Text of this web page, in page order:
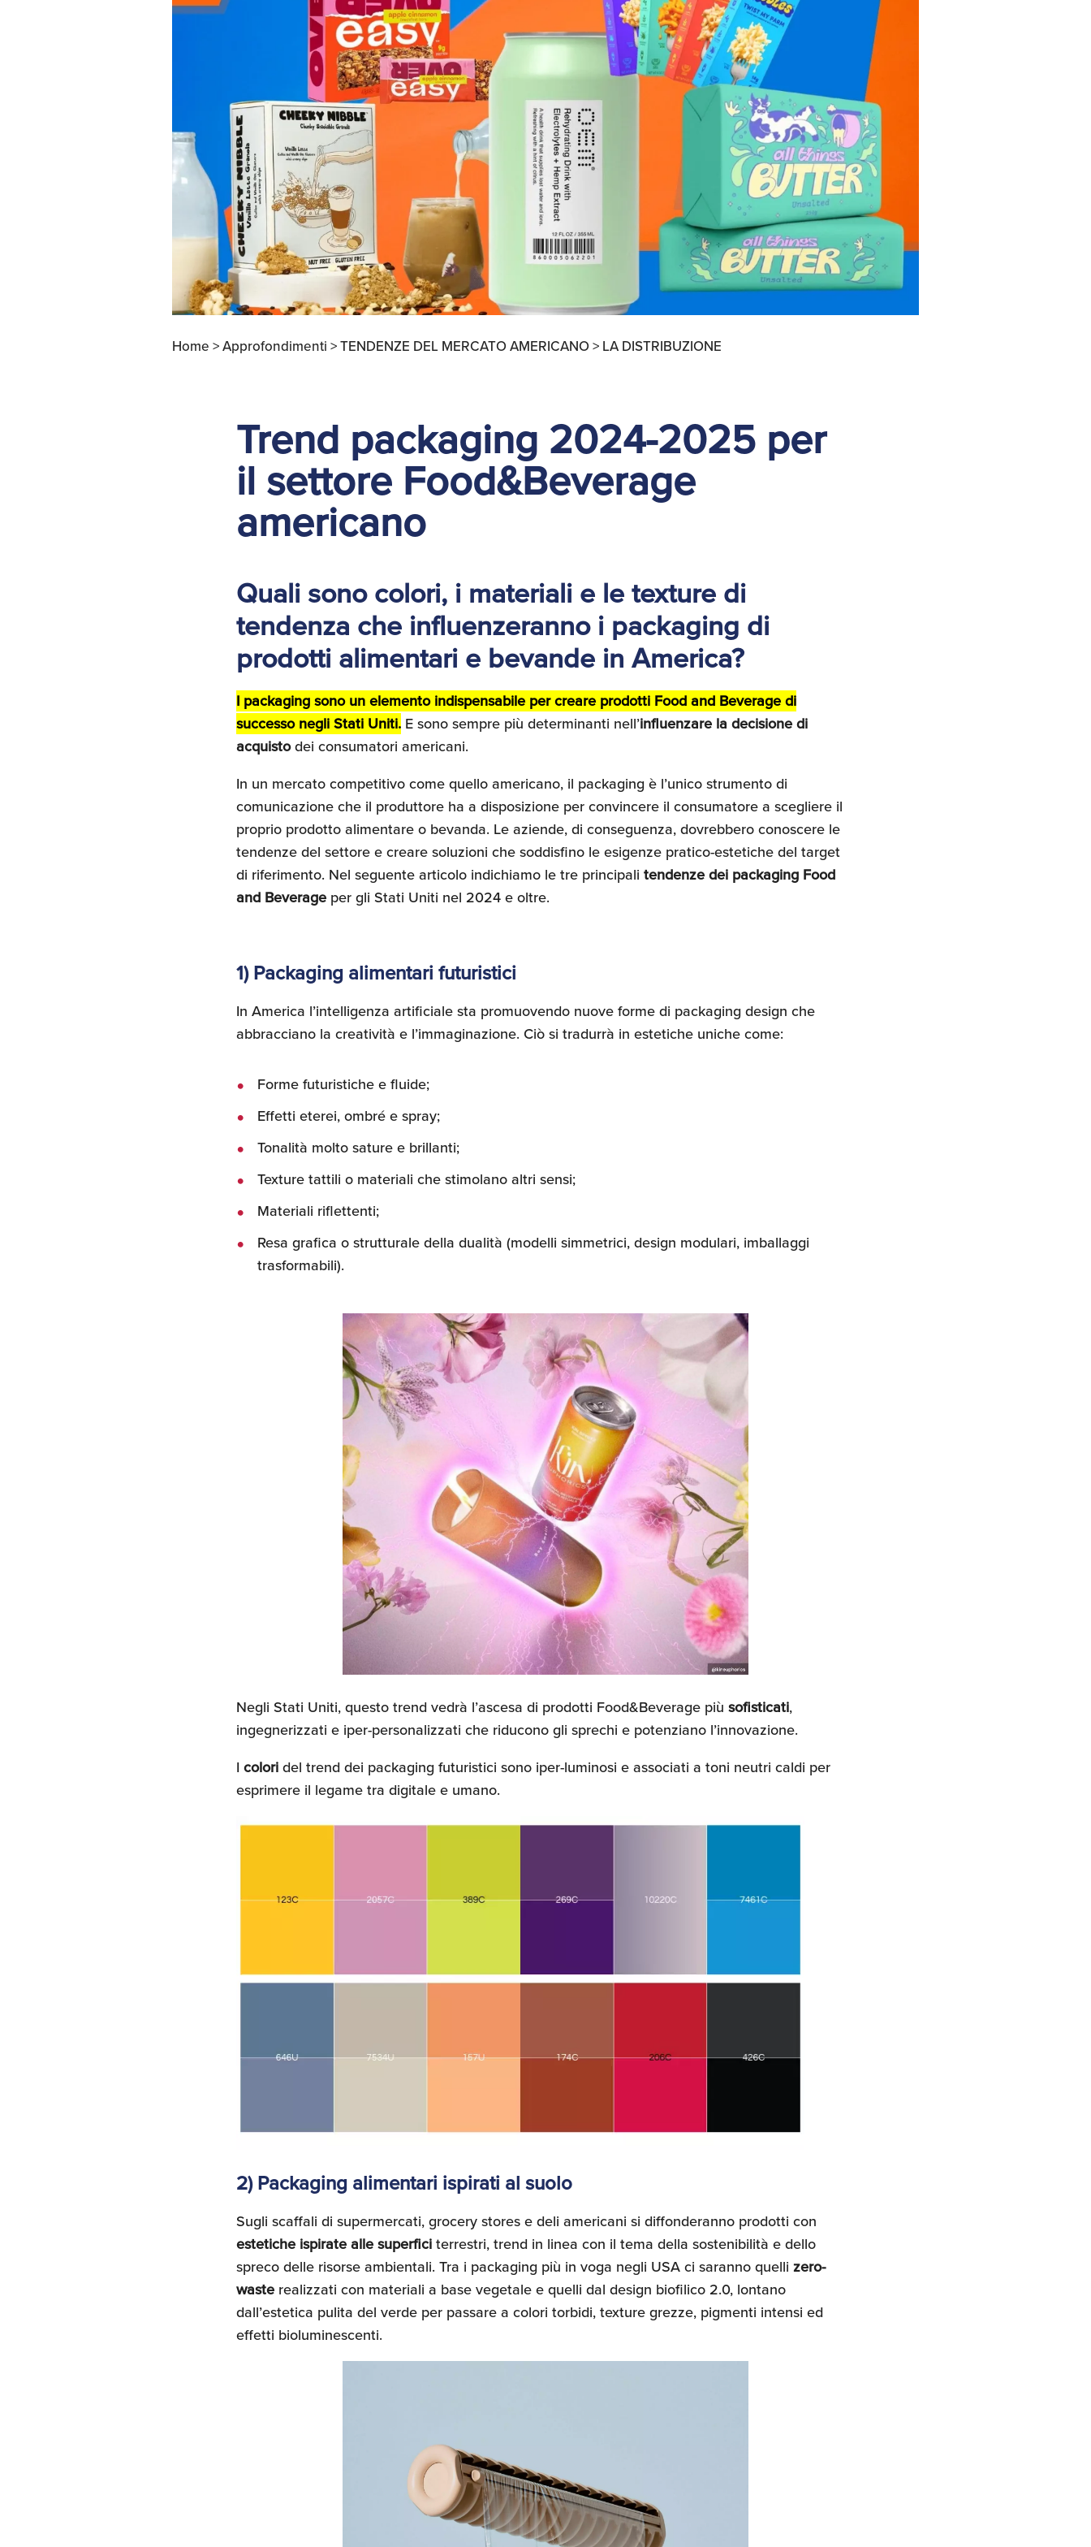
Ricerche di Mercato
Assicurazioni, Permessi
Ricerca Personale e
Gestione Risorse
Umane
Home >Approfondimenti >TENDENZE DEL MERCATO AMERICANO > LA DISTRIBUZIONE
Trend packaging 2024-2025 per
il settore Food&Beverage
americano
Quali sono colori, i materiali e le texture di
tendenza che influenzeranno i packaging di
prodotti alimentari e bevande in America?
I packaging sono un elemento indispensabile per creare prodotti Food and Beverage di
successo negli Stati Uniti. E sono sempre più determinanti nell’influenzare la decisione di
acquistodei consumatori americani.
In un mercato competitivo come quello americano, il packaging è l’unico strumento di
comunicazione che il produttore ha a disposizione per convincere il consumatore a scegliere il
proprio prodotto alimentare o bevanda. Le aziende, di conseguenza, dovrebbero conoscere le
tendenze del settore e creare soluzioni che soddisfino le esigenze pratico-estetiche del target
di riferimento. Nel seguente articolo indichiamo le tre principali tendenze dei packaging Food
and Beverage per gli Stati Uniti nel 2024 e oltre.
1) Packaging alimentari futuristici
In America l’intelligenza artificiale sta promuovendo nuove forme di packaging design che
abbracciano la creatività e l’immaginazione. Ciò si tradurrà in estetiche uniche come:
Forme futuristiche e fluide;
Effetti eterei, ombré e spray;
Tonalità molto sature e brillanti;
Texture tattili o materiali che stimolano altri sensi;
Materiali riflettenti;
Resa grafica o strutturale della dualità (modelli simmetrici, design modulari, imballaggi
trasformabili).
Negli Stati Uniti, questo trend vedrà l’ascesa di prodotti Food&Beverage più sofisticati,
ingegnerizzati e iper-personalizzati che riducono gli sprechi e potenziano l’innovazione.
Icoloridel trend dei packaging futuristici sono iper-luminosi e associati a toni neutri caldi per
esprimere il legame tra digitale e umano.
2) Packaging alimentari ispirati al suolo
Sugli scaffali di supermercati, grocery stores e deli americani si diffonderanno prodotti con
estetiche ispirate alle superficiterrestri, trend in linea con il tema della sostenibilità e dello
spreco delle risorse ambientali. Tra i packaging più in voga negli USA ci saranno quelli zero-
waste realizzati con materiali a base vegetale e quelli dal design biofilico 2.0, lontano
dall’estetica pulita del verde per passare a colori torbidi, texture grezze, pigmenti intensi ed
effetti bioluminescenti.